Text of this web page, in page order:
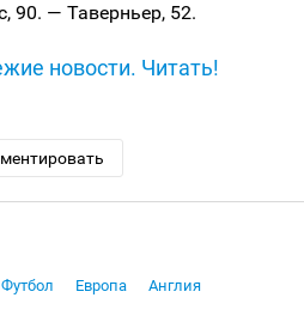
90. — Таверньер, 52.
новости. Читать!
Футбол Европа Англия